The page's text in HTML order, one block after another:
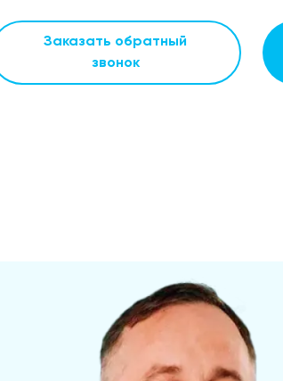
Заказать обратный
звонок